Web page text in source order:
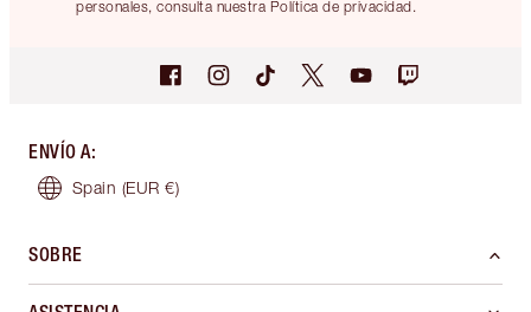
personales, consulta nuestra Política de privacidad.
ENVÍO A:
Spain (EUR €)
SOBRE